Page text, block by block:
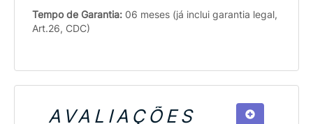
Tempo de Garantia: 06 meses (já inclui garantia legal,
Art.26, CDC)
AVALIAÇÕES